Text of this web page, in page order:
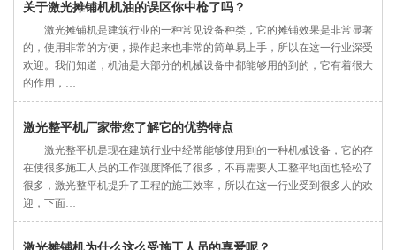
关于激光摊铺机机油的误区你中枪了吗？
激光摊铺机是建筑行业的一种常见设备种类，它的摊铺效果是非常显著
的，使用非常的方便，操作起来也非常的简单易上手，所以在这一行业深受
欢迎。我们知道，机油是大部分的机械设备中都能够用的到的，它有着很大
的作用，…
激光整平机厂家带您了解它的优势特点
激光整平机是现在建筑行业中经常能够使用到的一种机械设备，它的存
在使很多施工人员的工作强度降低了很多，不再需要人工整平地面也轻松了
很多，激光整平机提升了工程的施工效率，所以在这一行业受到很多人的欢
迎，下面…